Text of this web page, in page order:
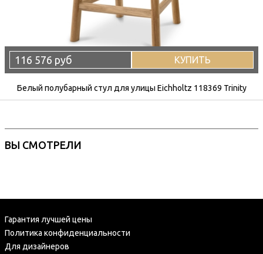
116 576 руб КУПИТЬ
Белый полубарный стул для улицы Eichholtz 118369 Trinity
ВЫ СМОТРЕЛИ
Гарантия лучшей цены
Политика конфиденциальности
Для дизайнеров